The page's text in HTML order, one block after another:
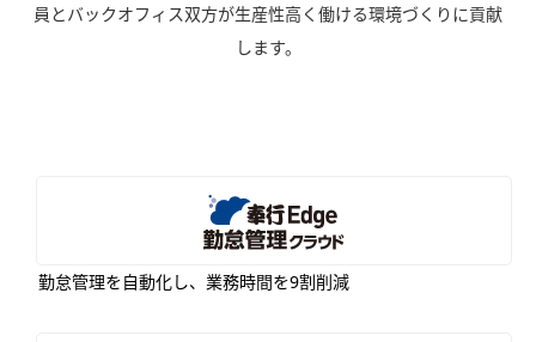
員とバックオフィス双方が生産性高く働ける環境づくりに貢献
します。
勤怠管理を自動化し、業務時間を9割削減